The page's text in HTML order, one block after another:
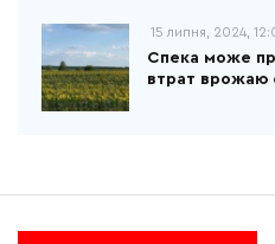
15 липня, 2024,
Спека може
втрат врожаю